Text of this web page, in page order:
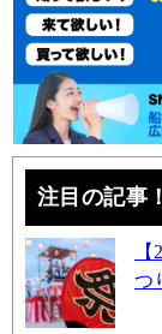
注目の記事
つ